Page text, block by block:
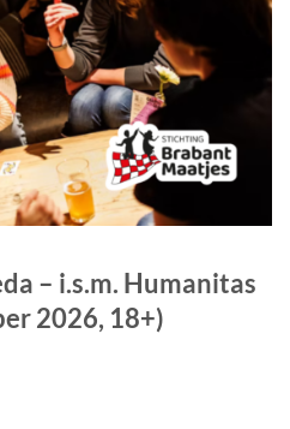
– i.s.m. Humanitas
2026, 18+)